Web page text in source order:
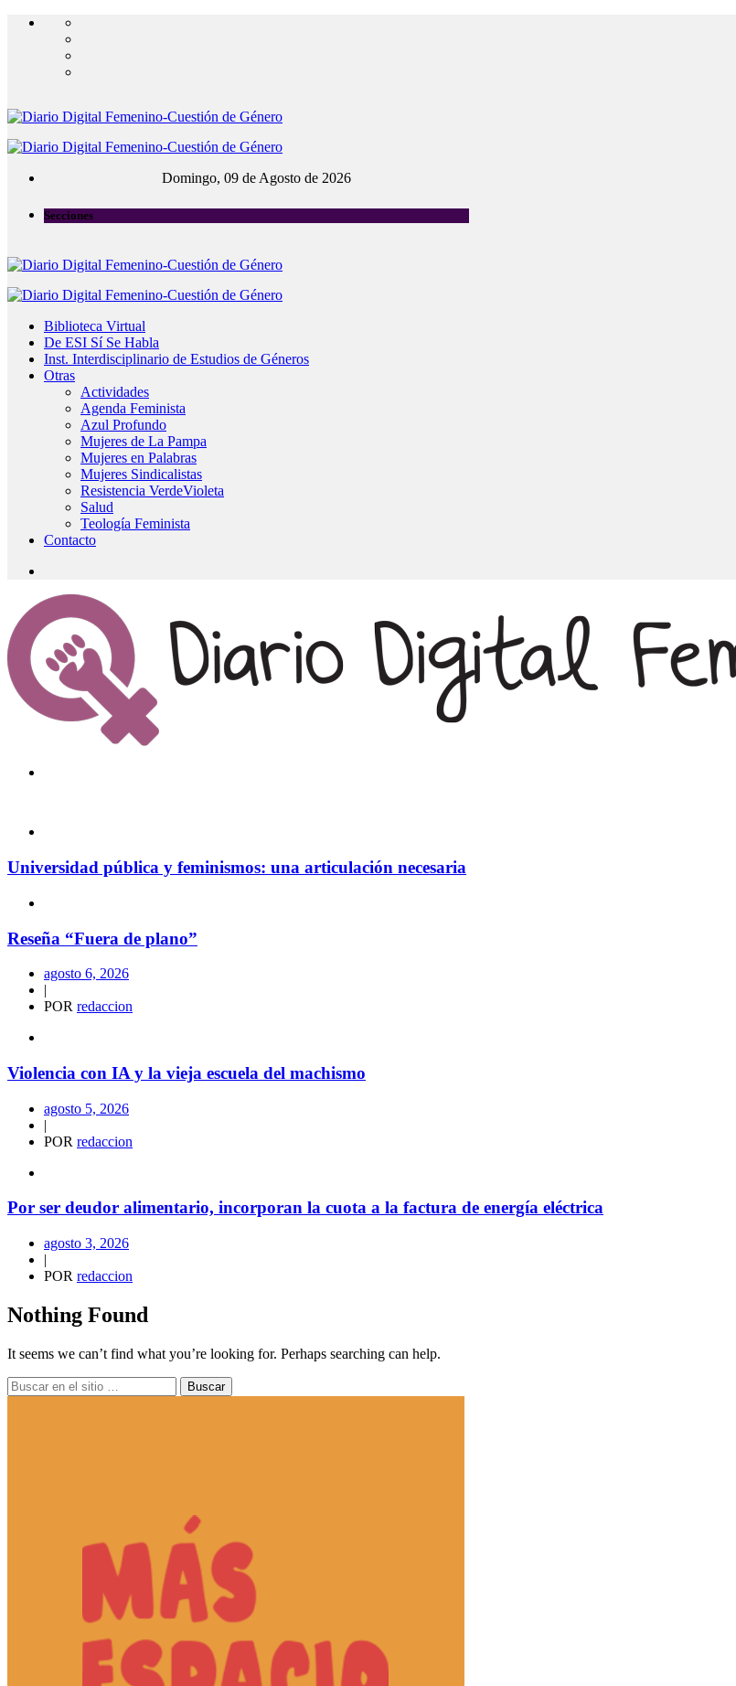
Domingo, 09 de Agosto de 2026
Secciones
Biblioteca Virtual
De ESI Sí Se Habla
Inst. Interdisciplinario de Estudios de Géneros
Otras
Actividades
Agenda Feminista
Azul Profundo
Mujeres de La Pampa
Mujeres en Palabras
Mujeres Sindicalistas
Resistencia VerdeVioleta
Salud
Teología Feminista
Contacto
Universidad pública y feminismos: una articulación necesaria
Reseña “Fuera de plano”
agosto 6, 2026
|
POR redaccion
Violencia con IA y la vieja escuela del machismo
agosto 5, 2026
|
POR redaccion
Por ser deudor alimentario, incorporan la cuota a la factura de energía eléctrica
agosto 3, 2026
|
POR redaccion
Nothing Found
It seems we can’t find what you’re looking for. Perhaps searching can help.
Buscar